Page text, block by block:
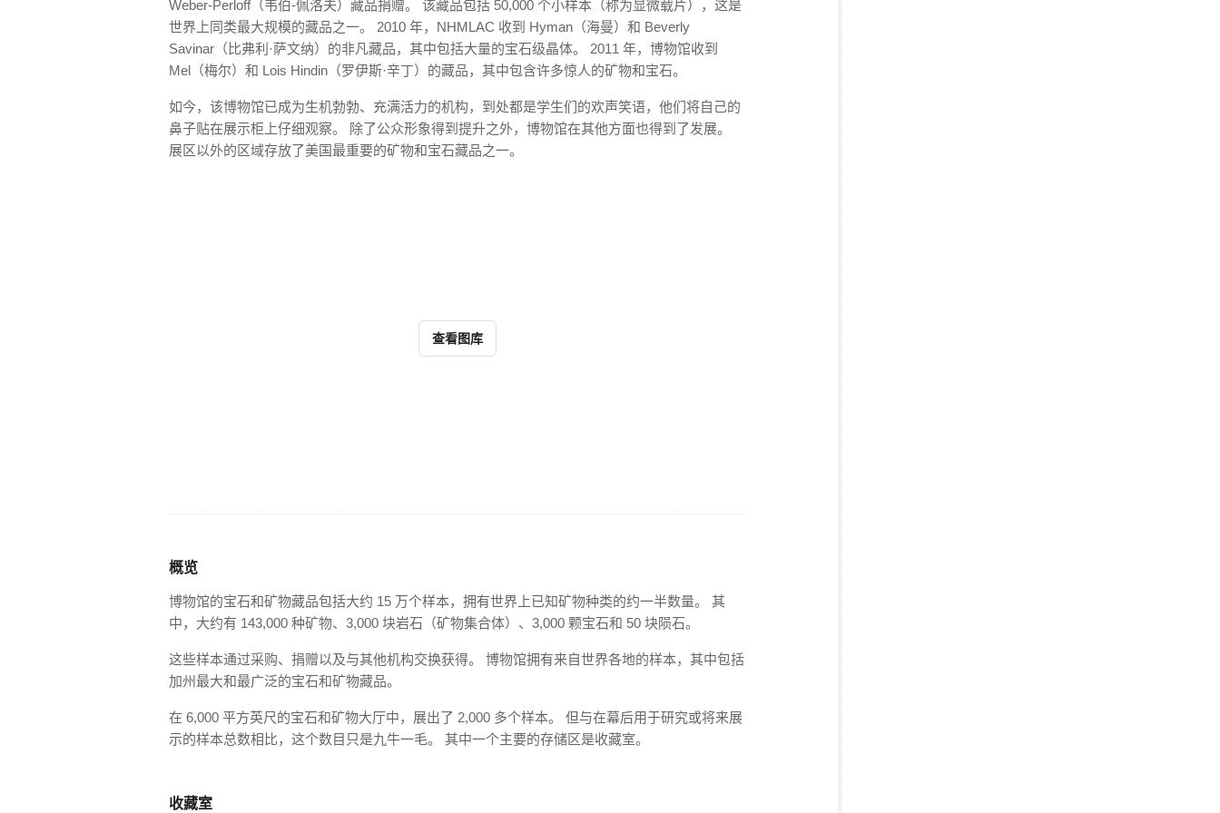
Weber-Perloff（韦伯-佩洛夫）藏品捐赠。 该藏品包括 50,000 个小样本（称为显微载片），这是
世界上同类最大规模的藏品之一。 2010 年，NHMLAC 收到 Hyman（海曼）和 Beverly
Savinar（比弗利·萨文纳）的非凡藏品，其中包括大量的宝石级晶体。 2011 年，博物馆收到
Mel（梅尔）和 Lois Hindin（罗伊斯·辛丁）的藏品，其中包含许多惊人的矿物和宝石。
如今，该博物馆已成为生机勃勃、充满活力的机构，到处都是学生们的欢声笑语，他们将自己的
鼻子贴在展示柜上仔细观察。 除了公众形象得到提升之外，博物馆在其他方面也得到了发展。
展区以外的区域存放了美国最重要的矿物和宝石藏品之一。
查看图库
概览
博物馆的宝石和矿物藏品包括大约 15 万个样本，拥有世界上已知矿物种类的约一半数量。 其
中，大约有 143,000 种矿物、3,000 块岩石（矿物集合体）、3,000 颗宝石和 50 块陨石。
这些样本通过采购、捐赠以及与其他机构交换获得。 博物馆拥有来自世界各地的样本，其中包括
加州最大和最广泛的宝石和矿物藏品。
在 6,000 平方英尺的宝石和矿物大厅中，展出了 2,000 多个样本。 但与在幕后用于研究或将来展
示的样本总数相比，这个数目只是九牛一毛。 其中一个主要的存储区是收藏室。
收藏室